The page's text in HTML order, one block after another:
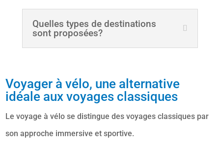
Quelles types de destinations
sont proposées?
Voyager à vélo, une alternative
idéale aux voyages classiques
Le voyage à vélo se distingue des voyages classiques par
son approche immersive et sportive.